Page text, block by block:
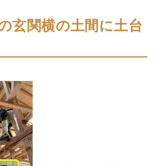
玄関横の土間に土台